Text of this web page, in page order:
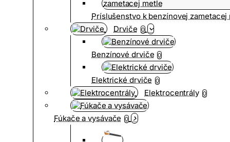
Príslušenstvo k benzínovej zametacej
Drviče 0
Benzínové drviče 0
Elektrické drviče 0
Elektrocentrály 0
Fúkače a vysávače 0